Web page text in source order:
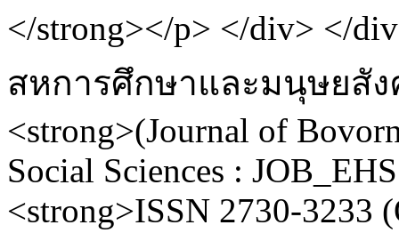
</strong></p> </div> </
สหการศึกษาและมนุษยสัง
<strong>(Journal of
Social Sciences :
<strong>ISSN 2730-3233